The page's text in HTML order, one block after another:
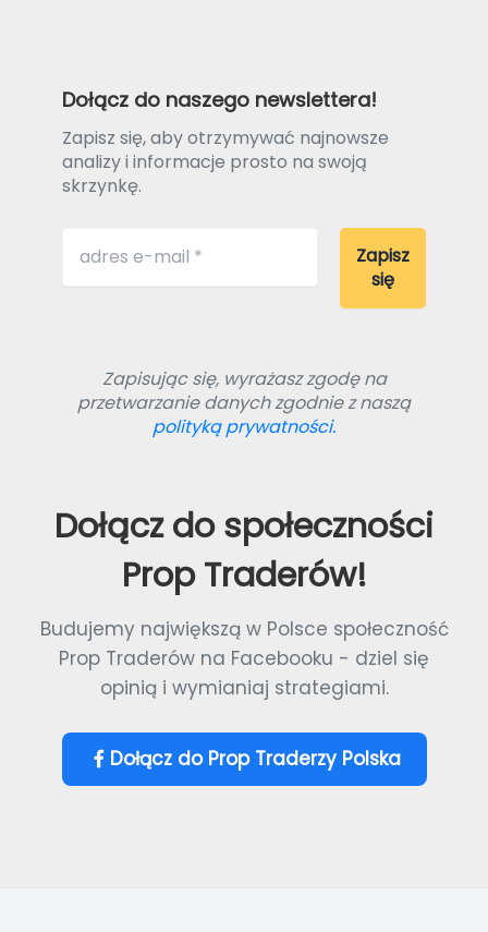
Dołącz do naszego newslettera!
Zapisz się, aby otrzymywać najnowsze
analizy i informacje prosto na swoją
skrzynkę.
Zapisując się, wyrażasz zgodę na
przetwarzanie danych zgodnie z naszą
polityką prywatności.
Dołącz do społeczności
Prop Traderów!
Budujemy największą w Polsce społeczność
Prop Traderów na Facebooku - dziel się
opinią i wymianiaj strategiami.
Dołącz do Prop Traderzy Polska